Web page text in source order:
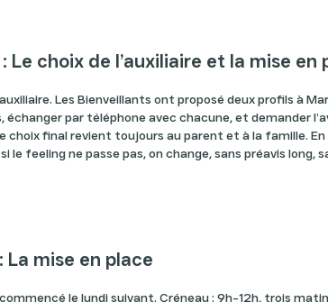
Le choix de l’auxiliaire et la mise en
Les Bienveillants ont proposé deux profils à
échanger par téléphone avec chacune, et demander
choix final revient toujours au parent et à la famille. En
le feeling ne passe pas, on change, sans préavis long,
La mise en place
commencé le lundi suivant. Créneau : 9h-12h, trois